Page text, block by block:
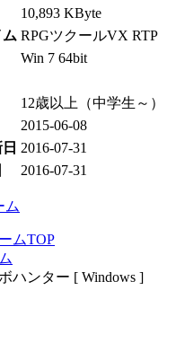
10,893 KByte
RPGツクールVX RTP
Win 7 64bit
12歳以上（中学生～）
2015-06-08
2016-07-31
2016-07-31
ム
ムTOP
ハンター [ Windows ]